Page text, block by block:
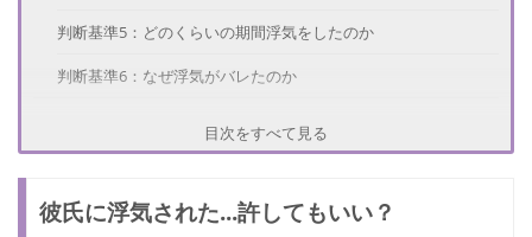
判断基準5：どのくらいの期間浮気をしたのか
判断基準6：なぜ浮気がバレたのか
エピソード2：結婚を考えられる彼氏だったので浮気を許しまし
た
目次をすべて見る
彼氏に浮気された...許してもいい？